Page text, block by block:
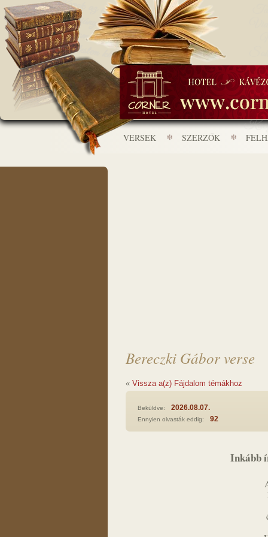
VERSEK SZERZŐK
Bereczki Gábor verse
« Vissza a(z) Fájdalom témákhoz
Beküldve: 2026.08.07.
Ennyien olvasták eddig: 92
Inkább